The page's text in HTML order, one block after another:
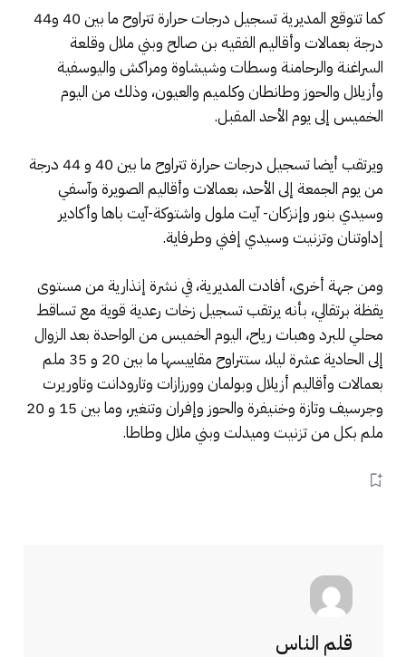
كما تتوقع المديرية تسجيل درجات حرارة تتراوح ما بين 40 و44
درجة بعمالات وأقاليم الفقيه بن صالح وبني ملال وقلعة
السراغنة والرحامنة وسطات وشيشاوة ومراكش واليوسفية
وأزيلال والحوز وطانطان وكلميم والعيون، وذلك من اليوم
الخميس إلى يوم الأحد المقبل.
ويرتقب أيضا تسجيل درجات حرارة تتراوح ما بين 40 و 44 درجة
من يوم الجمعة إلى الأحد، بعمالات وأقاليم الصويرة وآسفي
وسيدي بنور وإنزكان- آيت ملول واشتوكة-آيت باها وأكادير
إداوتنان وتزنيت وسيدي إفني وطرفاية.
ومن جهة أخرى، أفادت المديرية، في نشرة إنذارية من مستوى
يقظة برتقالي، بأنه يرتقب تسجيل زخات رعدية قوية مع تساقط
محلي للبرد وهبات رياح، اليوم الخميس من الواحدة بعد الزوال
إلى الحادية عشرة ليلا، ستتراوح مقاييسها ما بين 20 و 35 ملم
بعمالات وأقاليم أزيلال وبولمان وورزازات وتارودانت وتاوريرت
وجرسيف وتازة وخنيفرة والحوز وإفران وتنغير، وما بين 15 و 20
ملم بكل من تزنيت وميدلت وبني ملال وطاطا.
قلم الناس